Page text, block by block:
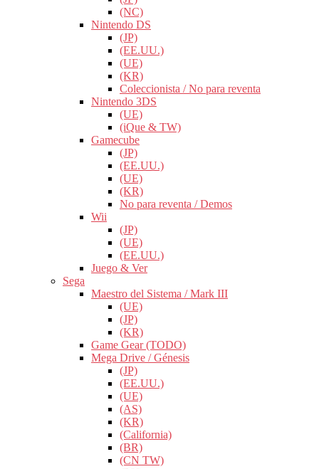
(NC)
Nintendo DS
(JP)
(EE.UU.)
(UE)
(KR)
Coleccionista / No para reventa
Nintendo 3DS
(UE)
(iQue & TW)
Gamecube
(JP)
(EE.UU.)
(UE)
(KR)
No para reventa / Demos
Wii
(JP)
(UE)
(EE.UU.)
Juego & Ver
Sega
Maestro del Sistema / Mark III
(UE)
(JP)
(KR)
Game Gear (TODO)
Mega Drive / Génesis
(JP)
(EE.UU.)
(UE)
(AS)
(KR)
(California)
(BR)
(CN TW)